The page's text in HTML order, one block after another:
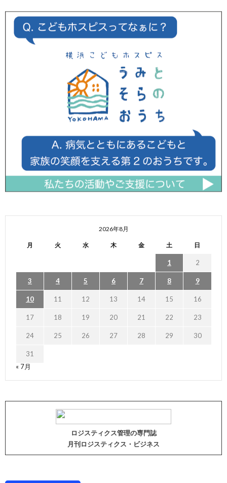
2026年8月
月 火 水 木 金 土 日
1 2
3 4 5 6 7 8 9
10 11 12 13 14 15 16
17 18 19 20 21 22 23
24 25 26 27 28 29 30
31
« 7月
ロジスティクス管理の専門誌
月刊ロジスティクス・ビジネス